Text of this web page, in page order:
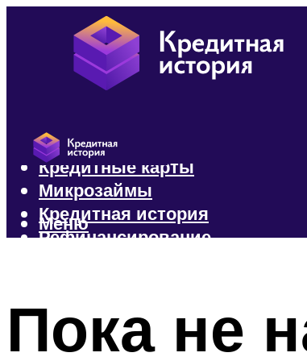
Кредиты
Кредитные карты
Микрозаймы
Кредитная история
Рефинансирование
Меню
Пока не